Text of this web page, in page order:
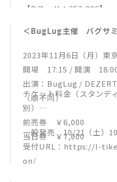
【Pコード：252-886】
0970】
e+ イープラス https://
85
＜BugLug主催 バグサ
2023年11月6日（月）東
開場 17:15 / 開演
出演：BugLug /
（順不同）
チケット料金（スタンデ
別）
前売券 ￥6,000
当日券 ￥7,000
一般発売 10/21（土）
受付URL：https://l-
on/